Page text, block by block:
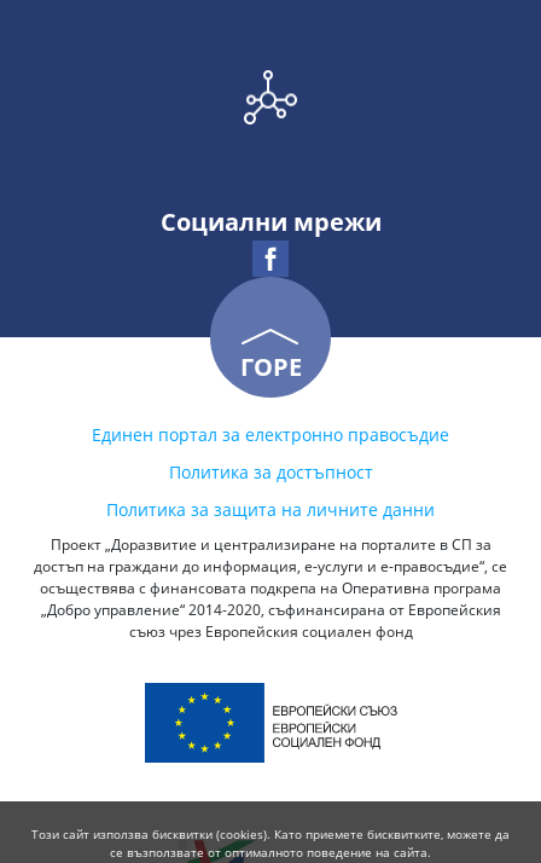
Социални мрежи
ГОРЕ
Единен портал за електронно правосъдие
Политика за достъпност
Политика за защита на личните данни
Проект „Доразвитие и централизиране на порталите в СП за
достъп на граждани до информация, е-услуги и е-правосъдие“, се
осъществява с финансовата подкрепа на Оперативна програма
„Добро управление“ 2014-2020, съфинансирана от Европейския
съюз чрез Европейския социален фонд
Този сайт използва бисквитки (cookies). Като приемете бисквитките, можете да
се възползвате от оптималното поведение на сайта.